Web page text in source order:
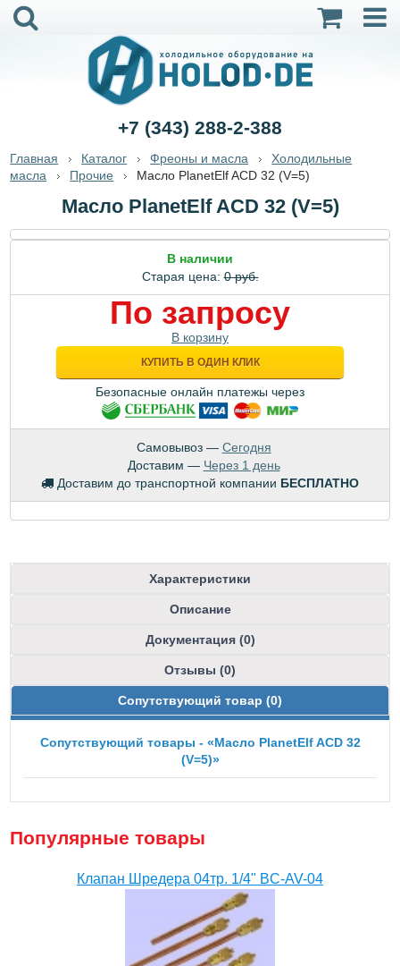
+7 (343) 288-2-388
Главная Каталог Фреоны и масла
Холодильные
масла
Прочие Масло PlanetElf ACD 32 (V=5)
Масло PlanetElf ACD 32 (V=5)
В наличии
Старая цена:0 руб.
По запросу
В корзину
КУПИТЬ В ОДИН КЛИК
Безопасные онлайн платежы через
Самовывоз — Сегодня
Доставим — Через 1 день
Доставим до транспортной компании БЕСПЛАТНО
Характеристики
Описание
Документация (0)
Отзывы (0)
Сопутствующий товар (0)
Сопутствующий товары - «Масло PlanetElf ACD 32
(V=5)»
Популярные товары
Клапан Шредера 04тр. 1/4" BC-AV-04